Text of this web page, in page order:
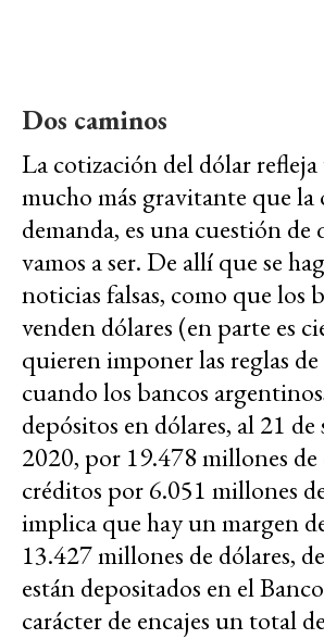
Dos caminos
La cotización del dólar
mucho más gravitante que la
demanda, es una cuestión de
vamos a ser. De allí que se
noticias falsas, como que los
venden dólares (en parte es
quieren imponer las reglas
cuando los bancos
depósitos en dólares, al 21
2020, por 19.478 millones de
créditos por 6.051 millones
implica que hay un margen
13.427 millones de dólares,
están depositados en el
carácter de encajes un total